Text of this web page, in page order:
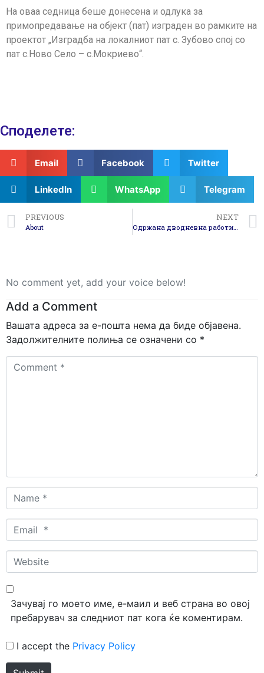
На оваа седница беше донесена и одлука за
примопредавање на објект (пат) изграден во рамките на
проектот „Изградба на локалниот пат с. Зубово спој со
пат с.Ново Село – с.Мокриево“.
Споделeте:
Email Facebook Twitter
LinkedIn WhatsApp Telegram
PREVIOUS
About
NEXT
Одржана дводневна работилница по проект „Прекугранична соработка во справување со шумски пожари“
No comment yet, add your voice below!
Add a Comment
Вашата адреса за е-пошта нема да биде објавена.
Задолжителните полиња се означени со *
Comment
Name
*
Email
*
Website
Зачувај го моето име, е-маил и веб страна во овој
пребарувач за следниот пат кога ќе коментирам.
I accept the Privacy Policy